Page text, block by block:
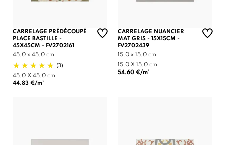
CARRELAGE PRÉDÉCOUPÉ
PLACE BASTILLE -
45X45CM - FV2702161
45.0 x 45.0 cm
(3)
45.0 X 45.0 cm
44.83 €/m²
CARRELAGE NUANCIER
MAT GRIS - 15X15CM -
FV2702439
15.0 x 15.0 cm
15.0 X 15.0 cm
54.60 €/m²